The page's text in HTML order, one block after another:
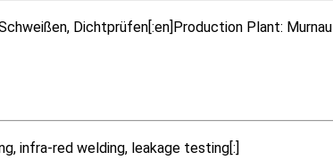
Dichtprüfen[:en]Production Plant: Murnau
infra-red welding, leakage testing[:]